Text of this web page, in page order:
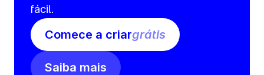
fácil.
Comece a criargrátis
Saiba mais